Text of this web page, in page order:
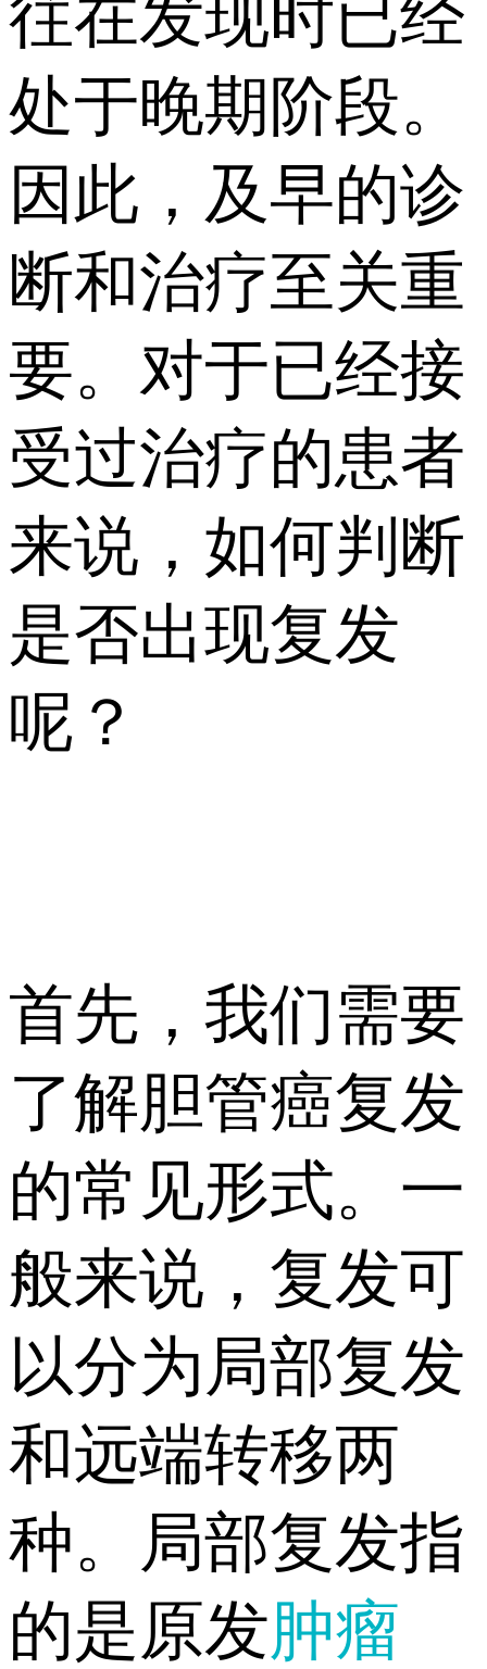
往在发现时已经
处于晚期阶段。
因此，及早的诊
断和治疗至关重
要。对于已经接
受过治疗的患者
来说，如何判断
是否出现复发
呢？
首先，我们需要
了解胆管癌复发
的常见形式。一
般来说，复发可
以分为局部复发
和远端转移两
种。局部复发指
的是原发肿瘤